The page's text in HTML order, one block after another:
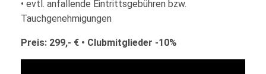
• evtl. anfallende Eintrittsgebühren bzw.
Tauchgenehmigungen
Preis: 299,- € • Clubmitglieder -10%